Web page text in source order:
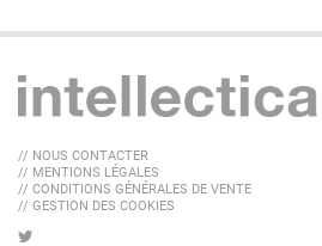
// NOUS CONTACTER
// MENTIONS LÉGALES
// CONDITIONS GÉNÉRALES DE VENTE
// GESTION DES COOKIES